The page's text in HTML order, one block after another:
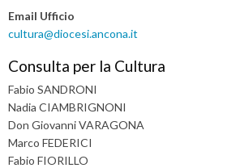
a
v
g
a
t
i
o
Email Ufficio
cultura@diocesi.ancona.it
Consulta per la Cultura
Fabio SANDRONI
Nadia CIAMBRIGNONI
Don Giovanni VARAGONA
Marco FEDERICI
Fabio FIORILLO